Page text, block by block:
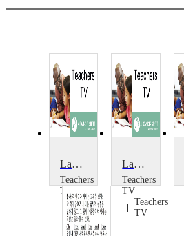
Language and Grammar: Building Complex Sentences
Teachers
TV
Teachers
TV
Language and Grammar: Formal and Informal Texts
Teachers
TV
Teachers
TV